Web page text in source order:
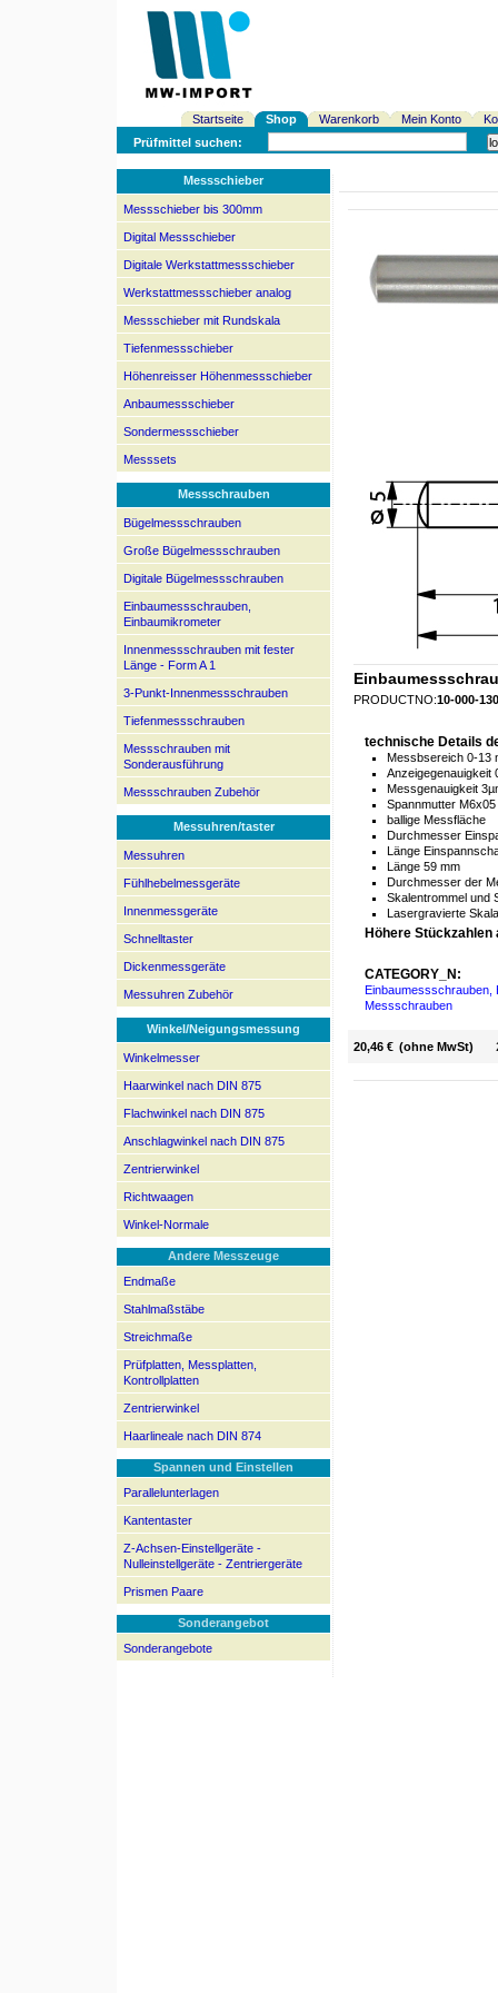
Startseite Shop Warenkorb Mein Konto
Prüfmittel suchen:
Messschieber
Messschieber bis 300mm
Digital Messschieber
Digitale Werkstattmessschieber
Werkstattmessschieber analog
Messschieber mit Rundskala
Tiefenmessschieber
Höhenreisser Höhenmessschieber
Anbaumessschieber
Sondermessschieber
Messsets
Messschrauben
Bügelmessschrauben
Große Bügelmessschrauben
Digitale Bügelmessschrauben
Einbaumessschrauben,
Einbaumikrometer
Innenmessschrauben mit fester
Länge - Form A 1
3-Punkt-Innenmessschrauben
Tiefenmessschrauben
Messschrauben mit
Sonderausführung
Messschrauben Zubehör
Messuhren/taster
Messuhren
Fühlhebelmessgeräte
Innenmessgeräte
Schnelltaster
Dickenmessgeräte
Messuhren Zubehör
Winkel/Neigungsmessung
Winkelmesser
Haarwinkel nach DIN 875
Flachwinkel nach DIN 875
Anschlagwinkel nach DIN 875
Zentrierwinkel
Richtwaagen
Winkel-Normale
Andere Messzeuge
Endmaße
Stahlmaßstäbe
Streichmaße
Prüfplatten, Messplatten,
Kontrollplatten
Zentrierwinkel
Haarlineale nach DIN 874
Spannen und Einstellen
Parallelunterlagen
Kantentaster
Z-Achsen-Einstellgeräte -
Nulleinstellgeräte - Zentriergeräte
Prismen Paare
Sonderangebot
Sonderangebote
PRODUCTNO:10-000-
technische Details
Messbsereich 0-13
Anzeigegenauigkeit
Messgenauigkeit
Spannmutter M6x05
ballige Messfläche
Durchmesser
Länge
Länge 59 mm
Durchmesser der
Skalentrommel und
Lasergravierte Skala
Höhere Stückzahlen
CATEGORY_N:
Einbaumessschrauben,
Messschrauben
20,46 € (ohne MwSt)